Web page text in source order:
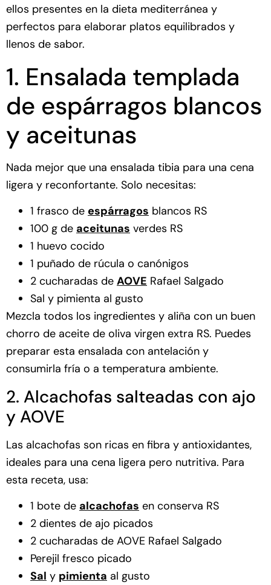
ellos presentes en la dieta mediterránea y
perfectos para elaborar platos equilibrados y
llenos de sabor.
1. Ensalada templada
de espárragos blancos
y aceitunas
Nada mejor que una ensalada tibia para una cena
ligera y reconfortante. Solo necesitas:
1 frasco de espárragos blancos RS
100 g de aceitunas verdes RS
1 huevo cocido
1 puñado de rúcula o canónigos
2 cucharadas de AOVE Rafael Salgado
Sal y pimienta al gusto
Mezcla todos los ingredientes y aliña con un buen
chorro de aceite de oliva virgen extra RS. Puedes
preparar esta ensalada con antelación y
consumirla fría o a temperatura ambiente.
2. Alcachofas salteadas con ajo
y AOVE
Las alcachofas son ricas en fibra y antioxidantes,
ideales para una cena ligera pero nutritiva. Para
esta receta, usa:
1 bote de alcachofas en conserva RS
2 dientes de ajo picados
2 cucharadas de AOVE Rafael Salgado
Perejil fresco picado
Sal y pimienta al gusto